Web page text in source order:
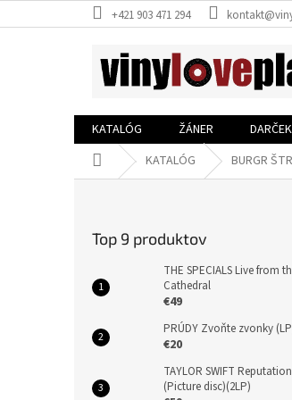
na
+421 903 471 294
KATALÓG ŽÁNER
DomovKATALÓG BURGR
Top 9 produktov
THE SPECIALS Live from
Cathedral
€49
PRÚDY Zvoňte zvonky
€20
TAYLOR SWIFT Reputation
(Picture disc)(2LP)